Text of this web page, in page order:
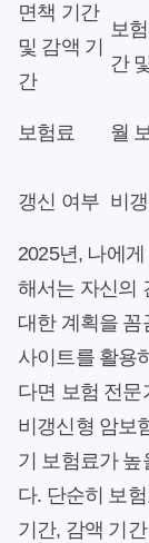
면책 기간
및 감액 기
간
보
간
보험료 월
갱신 여부 비
2025년, 나에
해서는 자신의
대한 계획을
사이트를 활용
다면 보험 전
비갱신형 암보
기 보험료가 높
다. 단순히 보
기간, 감액 기